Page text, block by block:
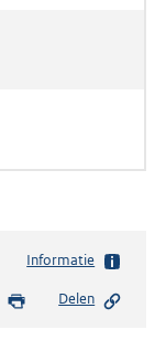
Informatie
Delen